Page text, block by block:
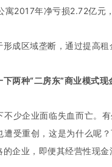
寓2017年净亏损2.72亿
成区域垄断，通过提高
两种“二房东”商业模式
不少企业面临失血而亡。
遭受重创，这是为什么呢
企业，即便其经营性现